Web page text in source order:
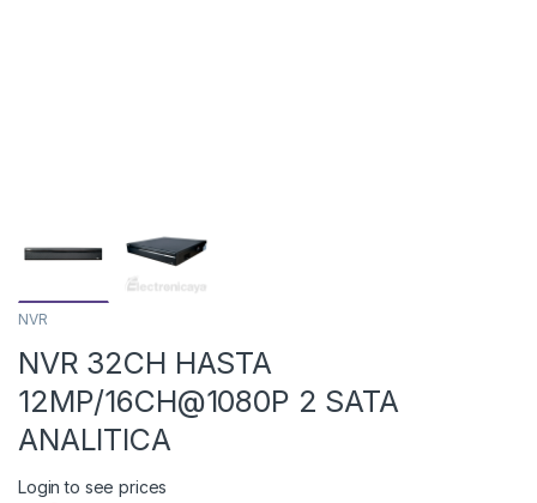
NVR
NVR 32CH HASTA
12MP/16CH@1080P 2 SATA
ANALITICA
Login to see prices